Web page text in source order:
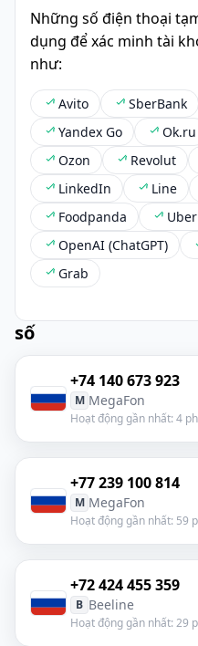
Những số điện thoại
dụng để xác minh tài
như:
Avito SberBank
Yandex Go
Ok.ru
Ozon
Revolut
LinkedIn
Line
Foodpanda
OpenAI (ChatGPT)
Grab
số
+74 140 673 923
M MegaFon
Hoạt động gần nhất: 4
+77 239 100 814
M MegaFon
Hoạt động gần nhất: 59
+72 424 455 359
B Beeline
Hoạt động gần nhất: 29